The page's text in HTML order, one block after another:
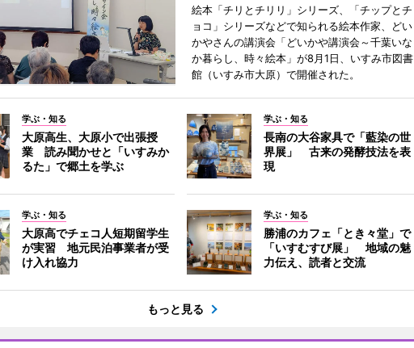
絵本「チリとチリリ」シリーズ、「チップとチ
ョコ」シリーズなどで知られる絵本作家、どい
かやさんの講演会「どいかや講演会～千葉いな
か暮らし、時々絵本」が8月1日、いすみ市図書
館（いすみ市大原）で開催された。
学ぶ・知る
大原高生、大原小で出張授
業 読み聞かせと「いすみか
るた」で郷土を学ぶ
学ぶ・知る
長南の大谷家具で「藍染の世
界展」 古来の発酵技法を表
現
学ぶ・知る
大原高でチェコ人短期留学生
が実習 地元民泊事業者が受
け入れ協力
学ぶ・知る
勝浦のカフェ「とき々堂」で
「いすむすび展」 地域の魅
力伝え、読者と交流
もっと見る